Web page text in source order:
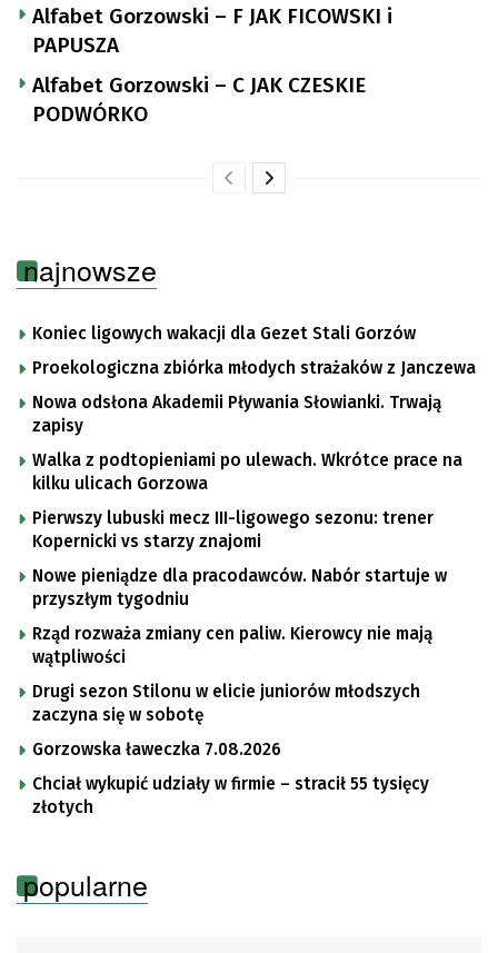
Alfabet Gorzowski – F JAK FICOWSKI i
PAPUSZA
Alfabet Gorzowski – C JAK CZESKIE
PODWÓRKO
najnowsze
Koniec ligowych wakacji dla Gezet Stali Gorzów
Proekologiczna zbiórka młodych strażaków z Janczewa
Nowa odsłona Akademii Pływania Słowianki. Trwają
zapisy
Walka z podtopieniami po ulewach. Wkrótce prace na
kilku ulicach Gorzowa
Pierwszy lubuski mecz III-ligowego sezonu: trener
Kopernicki vs starzy znajomi
Nowe pieniądze dla pracodawców. Nabór startuje w
przyszłym tygodniu
Rząd rozważa zmiany cen paliw. Kierowcy nie mają
wątpliwości
Drugi sezon Stilonu w elicie juniorów młodszych
zaczyna się w sobotę
Gorzowska ławeczka 7.08.2026
Chciał wykupić udziały w firmie – stracił 55 tysięcy
złotych
popularne